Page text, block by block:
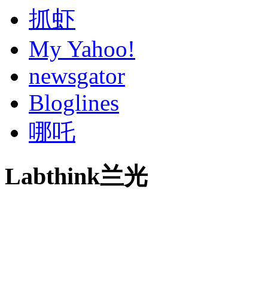
抓虾
My Yahoo!
newsgator
Bloglines
哪吒
Labthink兰光